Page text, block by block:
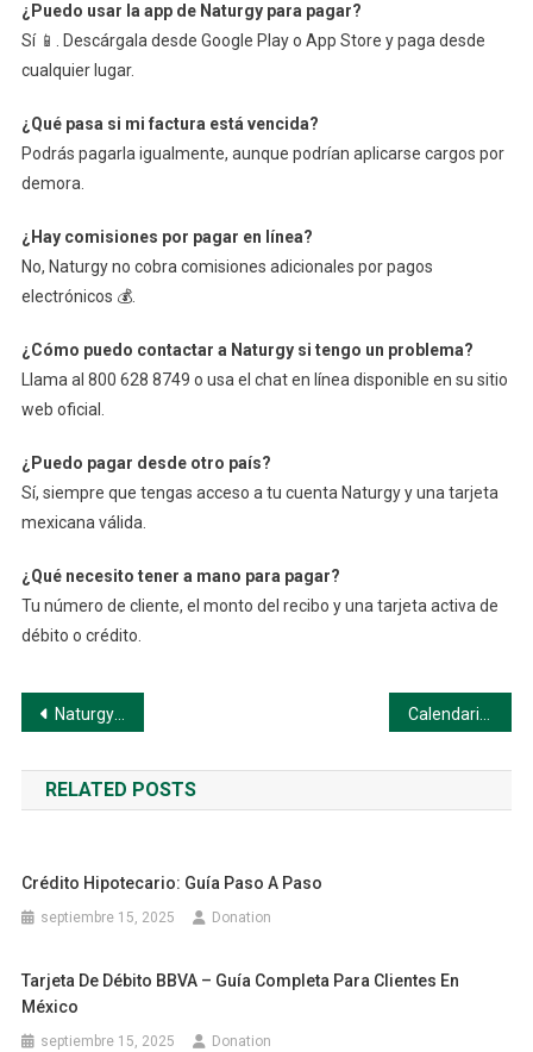
¿Puedo usar la app de Naturgy para pagar?
Sí 📱. Descárgala desde Google Play o App Store y paga desde
cualquier lugar.
¿Qué pasa si mi factura está vencida?
Podrás pagarla igualmente, aunque podrían aplicarse cargos por
demora.
¿Hay comisiones por pagar en línea?
No, Naturgy no cobra comisiones adicionales por pagos
electrónicos 💰.
¿Cómo puedo contactar a Naturgy si tengo un problema?
Llama al 800 628 8749 o usa el chat en línea disponible en su sitio
web oficial.
¿Puedo pagar desde otro país?
Sí, siempre que tengas acceso a tu cuenta Naturgy y una tarjeta
mexicana válida.
¿Qué necesito tener a mano para pagar?
Tu número de cliente, el monto del recibo y una tarjeta activa de
débito o crédito.
Navegación
de
entradas
Naturgy Pago en Línea: Paga tu Factura de Gas Fácil, Seguro y Sin Salir de Casa
RELATED POSTS
Crédito Hipotecario: Guía Paso A Paso
septiembre 15, 2025 Donation
Tarjeta De Débito BBVA – Guía Completa Para Clientes En
México
septiembre 15, 2025 Donation